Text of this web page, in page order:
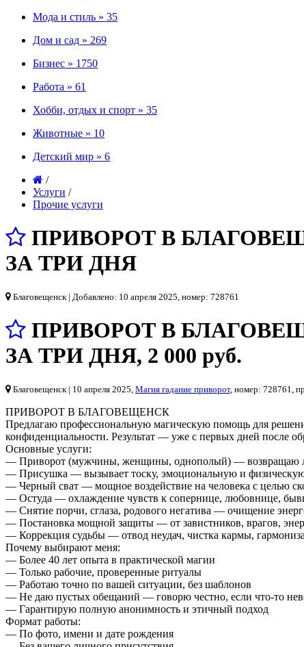
Мода и стиль » 35
Дом и сад » 269
Бизнес » 1750
Работа » 61
Хобби, отдых и спорт » 35
Животные » 10
Детский мир » 6
/
Услуги /
Прочие услуги
ПРИВОРОТ В
ЗА ТРИ ДНЯ
Благовещенск| Добавлено: 10 апреля 2025, номер: 728761
ПРИВОРОТ В
ЗА ТРИ ДНЯ, 2 000 руб.
Благовещенск| 10 апреля 2025, Магия гадание приворот, номер: 728761,
ПРИВОРОТ В БЛАГОВЕЩЕНСК
Предлагаю профессиональную магическую помощь для
конфиденциальности. Результат — уже с первых дней после
Основные услуги:
— Приворот (мужчины, женщины, однополый) — возвращаю
— Присушка — вызывает тоску, эмоциональную и
— Черный сват — мощное воздействие на человека с целью
— Остуда — охлаждение чувств к сопернице, любовнице,
— Снятие порчи, сглаза, родового негатива — очищение
— Постановка мощной защиты — от завистников, врагов,
— Коррекция судьбы — отвод неудач, чистка кармы,
Почему выбирают меня:
— Более 40 лет опыта в практической магии
— Только рабочие, проверенные ритуалы
— Работаю точно по вашей ситуации, без шаблонов
— Не даю пустых обещаний — говорю честно, если что-то
— Гарантирую полную анонимность и этичный подход
Формат работы:
— По фото, имени и дате рождения